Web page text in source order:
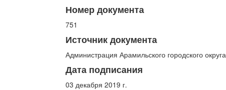
Номер документа
751
Источник документа
Администрация Арамильского городского округа
Дата подписания
03 декабря 2019 г.